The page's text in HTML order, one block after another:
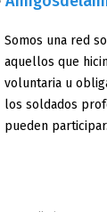
Somos una red
aquellos que
voluntaria u
los soldados
pueden participar.